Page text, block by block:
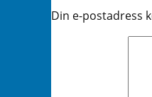
Din e-postadress